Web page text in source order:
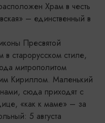
Храм в честь
– единственный в
Пресвятой
старорусском стиле,
митрополитом
Кириллом. Маленький
сюда приходят с
«как к маме» – за
5 августа